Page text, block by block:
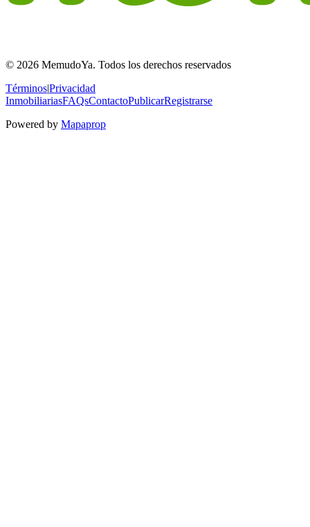
© 2026 MemudoYa. Todos los derechos reservados
Términos|Privacidad
InmobiliariasFAQsContactoPublicarRegistrarse
Powered by Mapaprop